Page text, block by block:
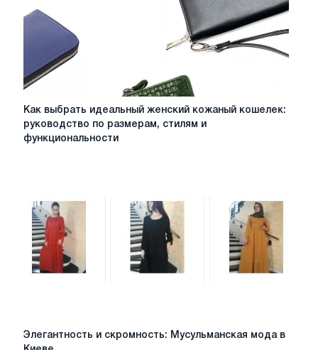
Как
выбрать
идеальный
по
размерам,
стилям
функциональности
Как выбрать идеальный женский кожаный кошелек:
руководство по размерам, стилям и
функциональности
Элегантность
и
Элегантность и скромность: Мусульманская мода в